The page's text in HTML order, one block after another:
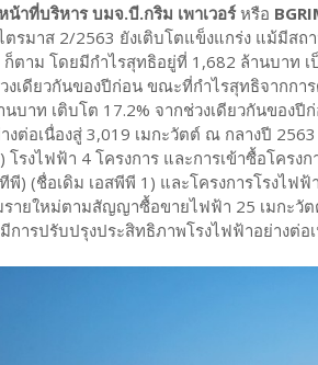
าที่บริหาร บมจ.บี.กริม เพาเวอร์หรือ
ตรมาส 2/2563 ยังเติบโตแข็งแกร่ง แม้มีส
ตาม โดยมีกำไรสุทธิอยู่ที่ 1,682 ล้านบาท
งเดียวกันของปีก่อน ขณะที่กำไรสุทธิจากกา
บาท เติบโต 17.2% จากช่วงเดียวกันของ
งต่อเนื่องสู่ 3,019 เมกะวัตต์ ณ กลางปี
รงไฟฟ้า 4 โครงการ และการเข้าซื้อโครง
พี) (ชื่อเดิม เอสพีพี 1) และโครงการโรงไฟฟ้
ายใหม่ตามสัญญาซื้อขายไฟฟ้า 25 เมกะวั
การปรับปรุงประสิทธิภาพโรงไฟฟ้าอย่างต่อ